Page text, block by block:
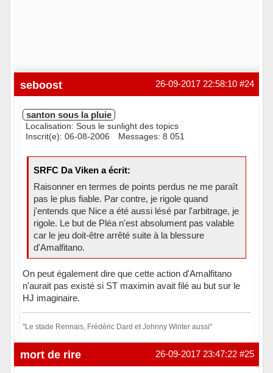
#24
26-09-2017 22:58:10
seboost
santon sous la pluie
Localisation: Sous le sunlight des topics
Inscrit(e): 06-08-2006
Messages: 8 051
SRFC Da Viken a écrit:
Raisonner en termes de points perdus ne me paraît
pas le plus fiable. Par contre, je rigole quand
j'entends que Nice a été aussi lésé par l'arbitrage, je
rigole. Le but de Pléa n'est absolument pas valable
car le jeu doit-être arrêté suite à la blessure
d'Amalfitano.
On peut également dire que cette action d'Amalfitano
n'aurait pas existé si ST maximin avait filé au but sur le
HJ imaginaire.
"Le stade Rennais, Frédéric Dard et Johnny Winter aussi"
Hors ligne #25
26-09-2017 23:47:22
mort de rire